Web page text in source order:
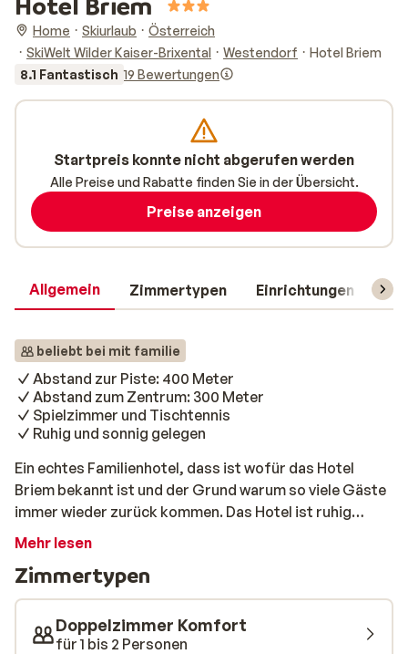
Home Skiurlaub
Österreich
SkiWelt Wilder Kaiser-Brixental
Westendorf
Hotel Briem
8.1 Fantastisch 19 Bewertungen
Allgemein Zimmertypen Einrichtungen
beliebt bei mit familie
Abstand zur Piste: 400 Meter
Abstand zum Zentrum: 300 Meter
Spielzimmer und Tischtennis
Ruhig und sonnig gelegen
Ein echtes Familienhotel, dass ist wofür das Hotel
Briem bekannt ist und der Grund warum so viele Gäste
immer wieder zurück kommen. Das Hotel ist ruhig
gelegen, aber trotzdem nah an der Piste und das
entfernt. Die Familie sorgt dafür dass Sie hier einen
unvergesslichen Wintersporturlaub haben. Außerdem
bietet dieses Hotel Ihnen ein Wellnessbereich mit
unteranderem einer Sauna, Dampfbad und Solarium.
Mehr lesen
Zimmertypen
Doppelzimmer Komfort
für 1 bis 2 Personen
Startpreis konnte nicht abgerufen werden
Alle Preise und Rabatte finden Sie in der Übersicht.
Preise anzeigen